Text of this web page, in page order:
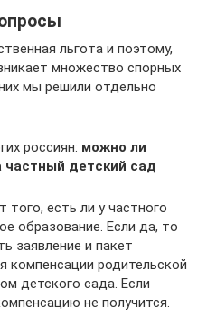
льгота и поэтому,
множество спорных
мы решили отдельно
россиян: можно ли
частный детский сад
того, есть ли у частного
образование. Если да, то
заявление и пакет
компенсации родительской
детского сада. Если
не получится.